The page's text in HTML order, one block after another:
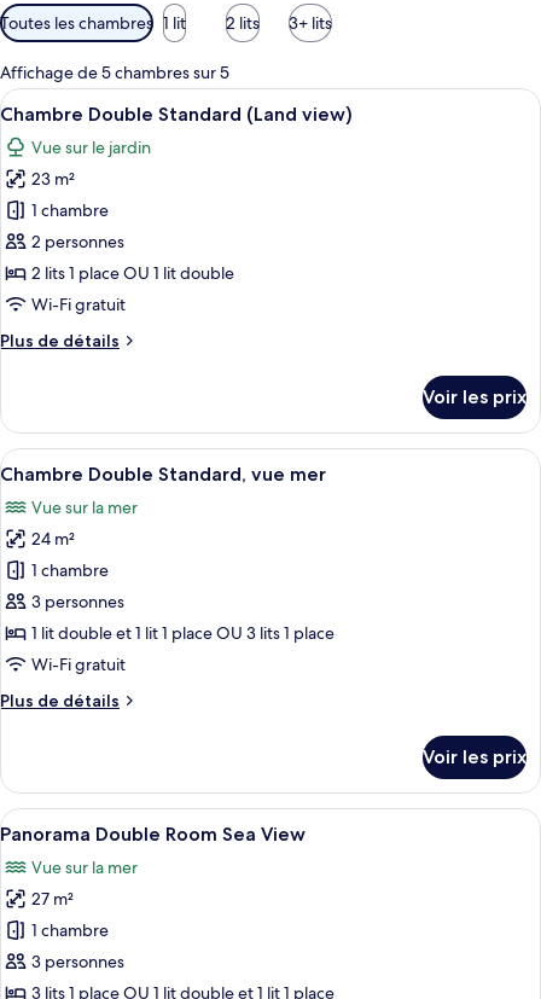
Filtres
disponibles
pour
les
chambres
Toutes les chambres 1 lit 2 lits 3+ lits
Affichage de 5 chambres sur 5
Afficher
toutes
les
photos
pour
ce
type
de
chambre :
Chambre
(Land
view)
Une chambre d’hôtel avec un lit, un
7
Chambre Double Standard (Land view)
Vue sur le jardin
23 m²
1 chambre
2 personnes
2 lits 1 place OU 1 lit double
Wi-Fi gratuit
Plus de détails
Plus
le
type
de
Chambre
Double
Standard
(Land
view)
Voir les prix
Afficher
toutes
les
photos
pour
ce
type
de
chambre :
Chambre
vue
mer
Une chambre d’hôtel comprenant
7
Chambre Double Standard, vue mer
Vue sur la mer
24 m²
1 chambre
3 personnes
1 lit double et 1 lit 1 place OU 3 lits 1 place
Wi-Fi gratuit
Plus de détails
Plus
le
type
de
Chambre
Double
Standard,
vue
mer
Voir les prix
Afficher
toutes
les
photos
pour
ce
type
Une chambre d’hôtel avec deux
8
Panorama Double Room Sea View
Vue sur la mer
27 m²
1 chambre
3 personnes
3 lits 1 place OU 1 lit double et 1 lit 1 place